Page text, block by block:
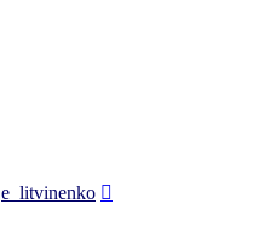
e_litvinenko